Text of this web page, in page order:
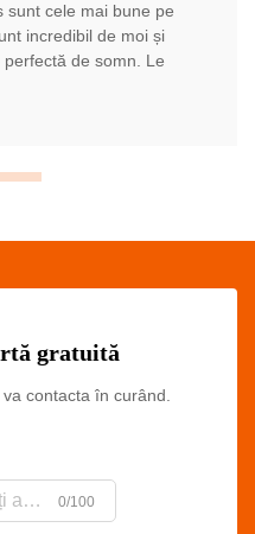
sunt cele mai bune pe
incredibil de moi și
de somn. Le
gratuită
contacta în curând.
0/100